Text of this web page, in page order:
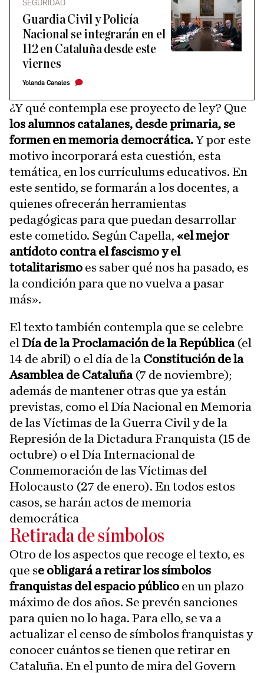
SEGURIDAD
Guardia Civil y Policía
Nacional se integrarán en el
112 en Cataluña desde este
viernes
Yolanda Canales
¿Y qué contempla ese proyecto de ley? Que
los alumnos catalanes, desde primaria, se
formen en memoria democrática.Y por este
motivo incorporará esta cuestión, esta
temática, en los currículums educativos. En
este sentido, se formarán a los docentes, a
quienes ofrecerán herramientas
pedagógicas para que puedan desarrollar
este cometido. Según Capella, «el mejor
antídoto contra el fascismo y el
totalitarismo es saber qué nos ha pasado, es
la condición para que no vuelva a pasar
más».
El texto también contempla que se celebre
el Día de la Proclamación de la República (el
14 de abril) o el día de la Constitución de la
Asamblea de Cataluña(7 de noviembre);
además de mantener otras que ya están
previstas, como el Día Nacional en Memoria
de las Víctimas de la Guerra Civil y de la
Represión de la Dictadura Franquista (15 de
octubre) o el Día Internacional de
Conmemoración de las Víctimas del
Holocausto (27 de enero). En todos estos
casos, se harán actos de memoria
democrática
Retirada de símbolos
Otro de los aspectos que recoge el texto, es
que se obligará a retirar los símbolos
franquistas del espacio público en un plazo
máximo de dos años. Se prevén sanciones
para quien no lo haga. Para ello, se va a
actualizar el censo de símbolos franquistas y
conocer cuántos se tienen que retirar en
Cataluña. En el punto de mira del Govern